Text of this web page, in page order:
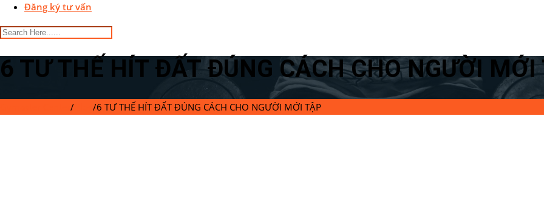
Đăng ký tư vấn
6 TƯ THẾ HÍT ĐẤT ĐÚNG CÁCH CHO NGƯỜI MỚI
/ /6 TƯ THẾ HÍT ĐẤT ĐÚNG CÁCH CHO NGƯỜI MỚI TẬP